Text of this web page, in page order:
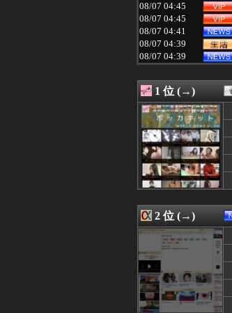
08/07 04:45
08/07 04:45
08/07 04:41
08/07 04:39
08/07 04:39
08/07 04:25
08/07 04:19
08/07 04:19
08/07 04:19
08/07 04:19
08/07 04:18
08/07 04:15
08/07 04:12
08/07 04:10
08/07 04:09
08/07 04:05
08/07 04:05
08/07 04:05
08/07 04:05
08/07 04:05
08/07 04:05
08/07 04:05
08/07 04:03
1 位 (→)
2 位 (→)